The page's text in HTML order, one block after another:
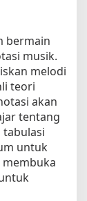
bermain
musik.
melodi
teori
akan
tentang
tabulasi
untuk